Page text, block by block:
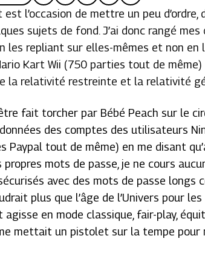
est l’occasion de mettre un peu
sujets de fond. J’ai donc rangé
les repliant sur elles-mêmes et non
Kart Wii (750 parties tout de
la relativité restreinte et la relativité
fait torcher par Bébé Peach sur le
des comptes des utilisateurs
Paypal tout de même) en me disant
mots de passe, je ne cours
avec des mots de passe longs
plus que l’âge de l’Univers pour
agisse en mode classique, fair-play,
mettait un pistolet sur la tempe pour